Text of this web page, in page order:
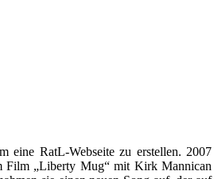
eine RatL-Webseite zu erstellen. 2007
Film „Liberty Mug“ mit Kirk Mannican